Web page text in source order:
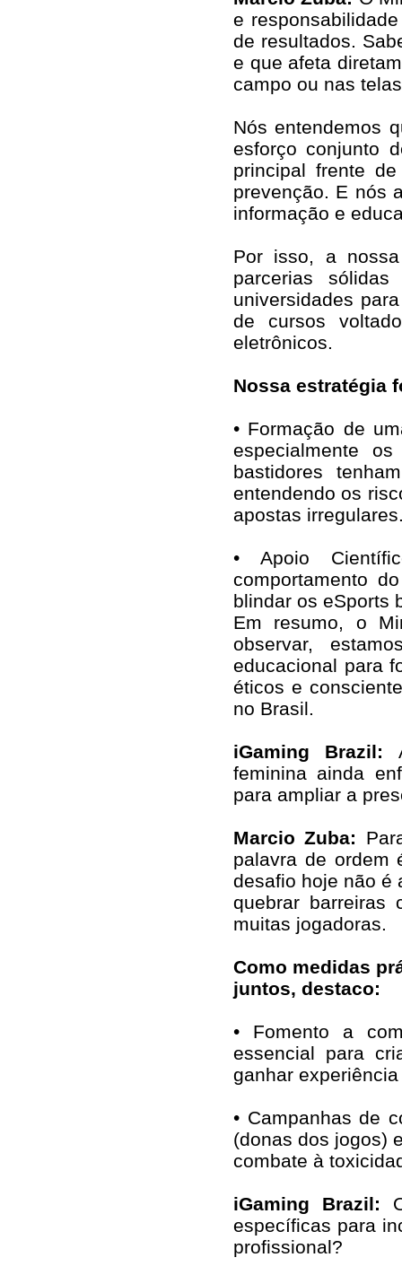
e
de resultados.
e que afeta
campo ou nas
Nós entendemos
esforço conjunto
principal frente
prevenção. E nós
informação e
Por isso, a
parcerias
universidades
de cursos
eletrônicos.
Nossa estratégia
• Formação de
especialmente
bastidores
entendendo os
apostas
• Apoio
comportamento
blindar os eSports
Em resumo, o
observar,
educacional para
éticos e
no Brasil.
iGaming Brazil:
feminina ainda
para ampliar a
Marcio Zuba:
palavra de ordem
desafio hoje não é
quebrar barreiras
muitas jogadoras.
Como medidas
juntos, destaco:
• Fomento a
essencial para
ganhar
• Campanhas de
(donas dos jogos)
combate à
iGaming Brazil:
específicas para
profissional?